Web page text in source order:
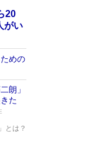
20
がい
めの
朗」
た
とは？